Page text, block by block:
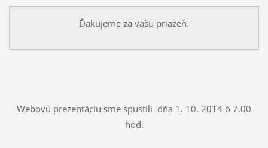
Ďakujeme za vašu priazeň.
Webovú prezentáciu sme spustili dňa 1. 10. 2014 o 7.00
hod.